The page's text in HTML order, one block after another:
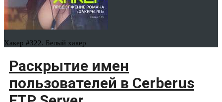
Хакер #322. Белый хакер
Раскрытие имен
пользователей в Cerberus